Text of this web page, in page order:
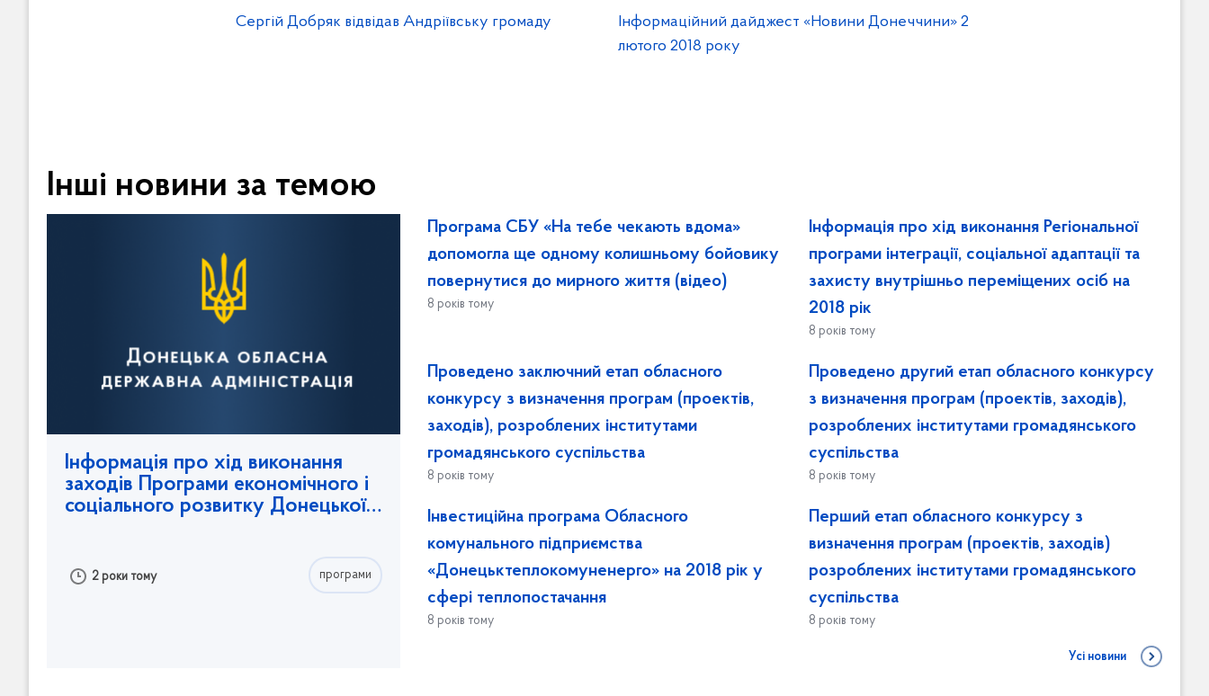
Сергій Добряк відвідав Андріївську громаду
Інформаційний дайджест «Новини Донеччини» 2
лютого 2018 року
Інші новини за темою
Інформація про хід виконання
заходів Програми економічного і
соціального розвитку Донецької
2 роки тому програми
Програма СБУ «На тебе чекають вдома»
допомогла ще одному колишньому бойовику
повернутися до мирного життя (відео)
8 років тому
Інформація про хід виконання Регіональної
програми інтеграції, соціальної адаптації та
захисту внутрішньо переміщених осіб на
2018 рік
8 років тому
Проведено заключний етап обласного
конкурсу з визначення програм (проектів,
заходів), розроблених інститутами
громадянського суспільства
8 років тому
Проведено другий етап обласного конкурсу
з визначення програм (проектів, заходів),
розроблених інститутами громадянського
суспільства
8 років тому
Інвестиційна програма Обласного
комунального підприємства
«Донецьктеплокомуненерго» на 2018 рік у
сфері теплопостачання
8 років тому
Перший етап обласного конкурсу з
визначення програм (проектів, заходів)
розроблених інститутами громадянського
суспільства
8 років тому
Усі новини